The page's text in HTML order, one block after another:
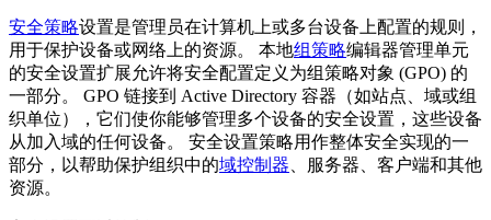
安全策略设置是管理员在计算机上或多台设备上配置的规则，
用于保护设备或网络上的资源。 本地组策略编辑器管理单元
的安全设置扩展允许将安全配置定义为组策略对象 (GPO) 的
一部分。 GPO 链接到 Active Directory 容器（如站点、域或组
织单位），它们使你能够管理多个设备的安全设置，这些设备
从加入域的任何设备。 安全设置策略用作整体安全实现的一
部分，以帮助保护组织中的域控制器 、服务器、客户端和其他
资源。